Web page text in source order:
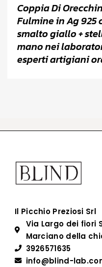
Coppia Di
Fulmine in Ag 925
smalto giallo +
mano nei
esperti artigiani
Il Picchio Preziosi Srl
Via Largo dei fiori
Marciano della
3926571635
info@blind-